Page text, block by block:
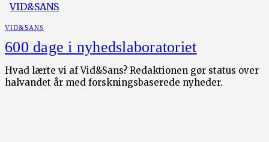
VID&SANS
VID&SANS
600 dage i nyhedslaboratoriet
Hvad lærte vi af Vid&Sans? Redaktionen gør status over
halvandet år med forskningsbaserede nyheder.